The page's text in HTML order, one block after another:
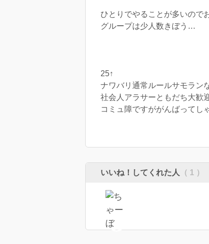
ひとりでやることが多いので
グループは少人数きぼう…
25↑
ナワバリ通常ルールサモラン
社会人アラサーともだち大歓
コミュ障ですががんばってし
いいね！してくれた人 （ 1 ）